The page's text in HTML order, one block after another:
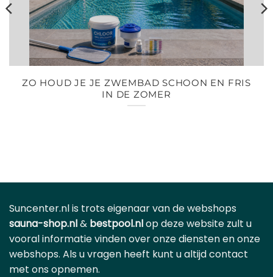
ZO HOUD JE JE ZWEMBAD SCHOON EN FRIS
IN DE ZOMER
Suncenter.nl is trots eigenaar van de webshops
sauna-shop.nl& bestpool.nlop deze website zult u
vooral informatie vinden over onze diensten en onze
webshops. Als u vragen heeft kunt u altijd contact
met ons opnemen.